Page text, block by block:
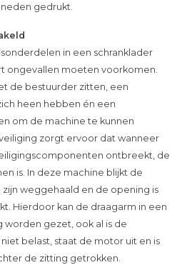
gedrukt.
in een schranklader
ongevallen moeten voorkomen.
de bestuurder zitten, een
heen hebben én een
om de machine te kunnen
zorgt ervoor dat wanneer
ontbreekt, de
is. In deze machine blijkt de
weggehaald en de opening is
Hierdoor kan de draagarm in een
gezet, ook al is de
belast, staat de motor uit en is
de zitting getrokken.